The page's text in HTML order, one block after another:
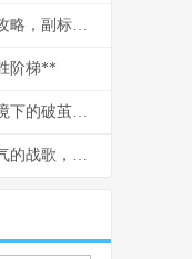
和平精英如何得到熊，萌系伙伴获取全攻略，副标题，战术竞技中的温馨陪伴之道
阶梯**
标题：王者荣耀妲己传说皮肤，魅影幻境下的破茧新生，副标题：从建模细节到实战手感的玩家深度剖析
王者荣耀钟无艳皮肤，岩石的浪漫与勇气的战歌，浅析角色美学与玩家情感联结